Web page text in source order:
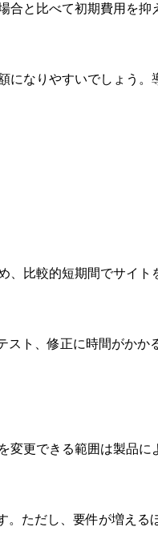
と比べて初期費用を
なりやすいでしょう
比較的短期間でサイト
ト、修正に時間がか
更できる範囲は製品
ただし、要件が増え